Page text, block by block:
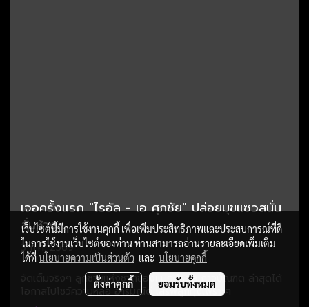
เจอครั้งแรก "ไรอัล - เอ ศุภชัย" ปล่อยมุขแซวสนั่น
ลั่นห้าง
3 ก.ค. 2569
จัดเต็มจริงๆ ลูกชายแห่งชาติของแม่ๆ ไรอัล กาจบัณฑิต ล่าสุดได้
โอกาสไปโชว์ความหล่อ อารมณ์ดี เสิร์ฟลูกทุ่งเพราะๆ
เว็บไซต์นี้มีการใช้งานคุกกี้ เพื่อเพิ่มประสิทธิภาพและประสบการณ์ที่ดี
ในการใช้งานเว็บไซต์ของท่าน ท่านสามารถอ่านรายละเอียดเพิ่มเติม
ได้ที่นโยบายความเป็นส่วนตัว และ นโยบายคุกกี้
ตั้งค่าคุกกี้ ยอมรับทั้งหมด